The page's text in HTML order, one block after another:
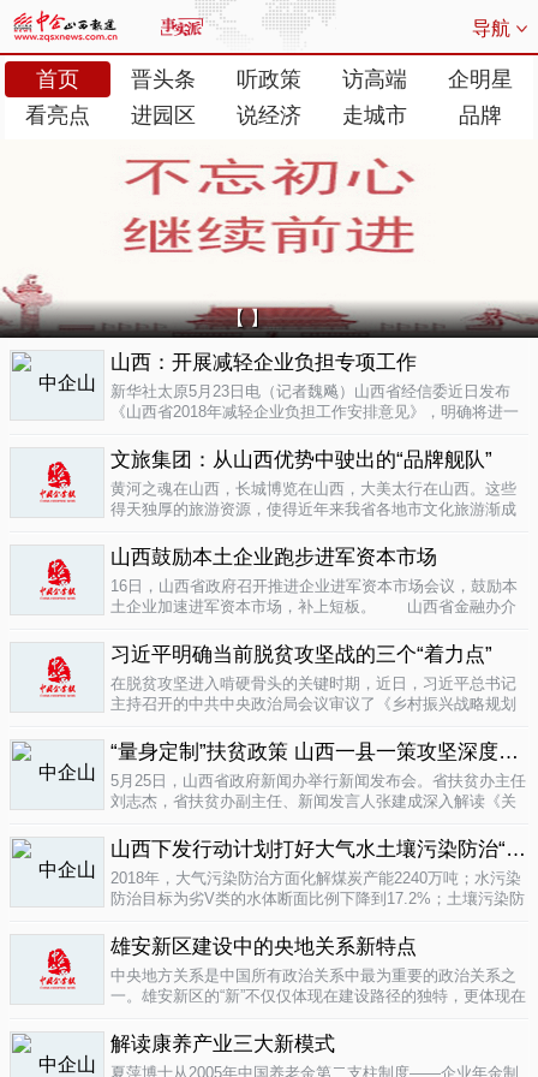
导航
首页 晋头条 听政策 访高端
企明星
看亮点
进园区 说经济 走城市 品牌
【 】
山西：开展减轻企业负担专项工作
新华社太原5月23日电（记者魏飚）山西省经信委近日发布
《山西省2018年减轻企业负担工作安排意见》，明确将进一
大对涉企乱收...
文旅集团：从山西优势中驶出的“品牌舰队”
黄河之魂在山西，长城博览在山西，大美太行在山西。这些
得天独厚的旅游资源，使得近年来我省各地市文化旅游渐成
业培育成...
山西鼓励本土企业跑步进军资本市场
16日，山西省政府召开推进企业进军资本市场会议，鼓励本
土企业加速进军资本市场，补上短板。 山西省金融办介
习近平明确当前脱贫攻坚战的三个“着力点”
在脱贫攻坚进入啃硬骨头的关键时期，近日，习近平总书记
主持召开的中共中央政治局会议审议了《乡村振兴战略规划
见》。...
“量身定制”扶贫政策 山西一县一策攻坚深度贫困
5月25日，山西省政府新闻办举行新闻发布会。省扶贫办主任
刘志杰，省扶贫办副主任、新闻发言人张建成深入解读《关
问。据了解...
04-12
山西下发行动计划打好大气水土壤污染防治“三战役”
2018年，大气污染防治方面化解煤炭产能2240万吨；水污染
防治目标为劣V类的水体断面比例下降到17.2%；土壤污染防
记者从山...
雄安新区建设中的央地关系新特点
中央地方关系是中国所有政治关系中最为重要的政治关系之
一。雄安新区的“新”不仅仅体现在建设路径的独特，更体现在
解读康养产业三大新模式
夏萍博士从2005年中国养老金第二支柱制度——企业年金制